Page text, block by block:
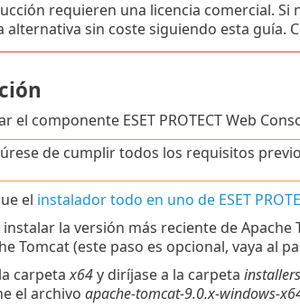
requieren una licencia comercial. Si
alternativa sin coste siguiendo esta guía.
el componente ESET PROTECT Web
de cumplir todos los requisitos
el instalador todo en uno de ESET
instalar la versión más reciente de
Tomcat (este paso es opcional, vaya al
carpetax64y diríjase a la carpeta installers
el archivo apache-tomcat-9.0.x-windows-